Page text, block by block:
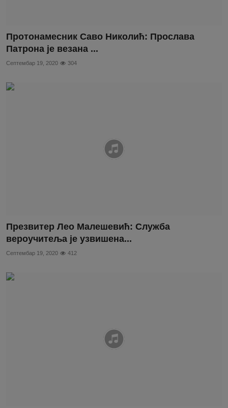
Протонамесник Саво Николић: Прослава
Патрона је везана ...
Септембар 19, 2020 304
Презвитер Лео Малешевић: Служба
вероучитеља је узвишена...
Септембар 19, 2020 412